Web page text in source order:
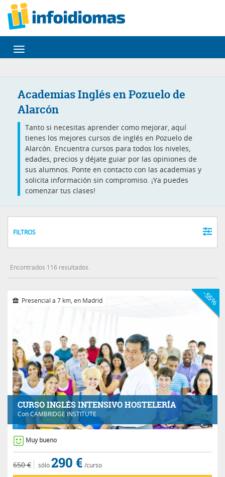
Desplegar
navegación
Academias Inglés en Pozuelo de
Alarcón
Tanto si necesitas aprender como mejorar, aquí
tienes los mejores cursos de inglés en Pozuelo de
Alarcón. Encuentra cursos para todos los niveles,
edades, precios y déjate guiar por las opiniones de
sus alumnos. Ponte en contacto con las academias y
solicita información sin compromiso. ¡Ya puedes
comenzar tus clases!
FILTROS
Encontrados 116 resultados.
CURSO INGLÉS INTENSIVO HOSTELERÍA
ConCAMBRIDGE INSTITUTE
Presencial a 7 km, en Madrid -55%
Muy bueno
650 € sólo290 € /curso